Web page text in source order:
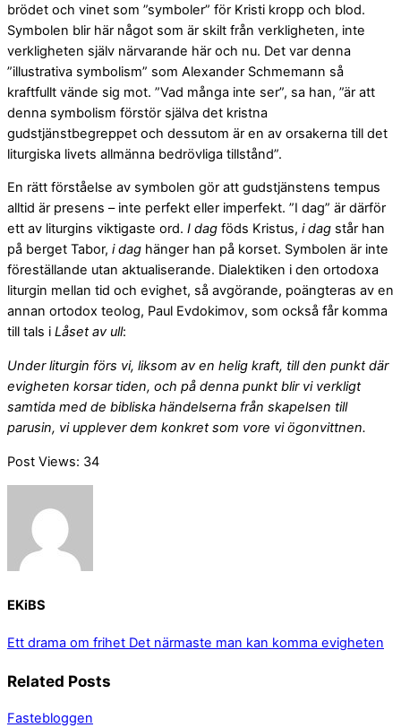
brödet och vinet som ”symboler” för Kristi kropp och blod.
Symbolen blir här något som är skilt från verkligheten, inte
verkligheten själv närvarande här och nu. Det var denna
”illustrativa symbolism” som Alexander Schmemann så
kraftfullt vände sig mot. ”Vad många inte ser”, sa han, ”är att
denna symbolism förstör själva det kristna
gudstjänstbegreppet och dessutom är en av orsakerna till det
liturgiska livets allmänna bedrövliga tillstånd”.
En rätt förståelse av symbolen gör att gudstjänstens tempus
alltid är presens – inte perfekt eller imperfekt. ”I dag” är därför
ett av liturgins viktigaste ord. I dag föds Kristus, i dag står han
på berget Tabor, i dag hänger han på korset. Symbolen är inte
föreställande utan aktualiserande. Dialektiken i den ortodoxa
liturgin mellan tid och evighet, så avgörande, poängteras av en
annan ortodox teolog, Paul Evdokimov, som också får komma
till tals i Låset av ull:
Under liturgin förs vi, liksom av en helig kraft, till den punkt där
evigheten korsar tiden, och på denna punkt blir vi verkligt
samtida med de bibliska händelserna från skapelsen till
parusin, vi upplever dem konkret som vore vi ögonvittnen.
Post Views: 34
EKiBS
Ett drama om frihet Det närmaste man kan komma evigheten
Related Posts
Fastebloggen